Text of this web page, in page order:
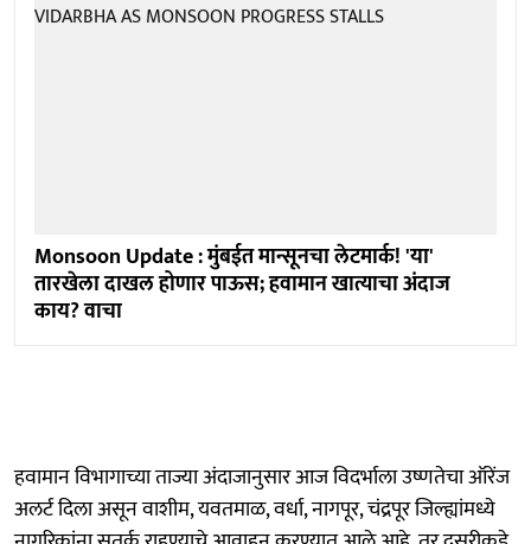
Monsoon Update : मुंबईत मान्सूनचा लेटमार्क! 'या'
तारखेला दाखल होणार पाऊस; हवामान खात्याचा अंदाज
काय? वाचा
हवामान विभागाच्या ताज्या अंदाजानुसार आज विदर्भाला उष्णतेचा ऑरेंज
अलर्ट दिला असून वाशीम, यवतमाळ, वर्धा, नागपूर, चंद्रपूर जिल्ह्यांमध्ये